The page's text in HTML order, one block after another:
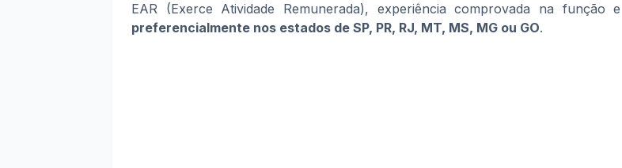
EAR (Exerce Atividade Remunerada), experiência comprovada na função e
preferencialmente nos estados de SP, PR, RJ, MT, MS, MG ou GO.